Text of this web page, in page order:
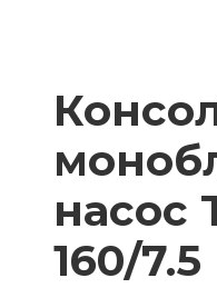
насос
160/7.5